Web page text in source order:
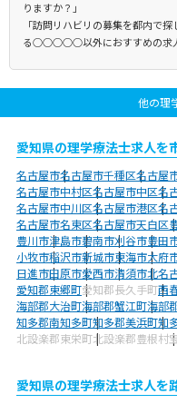
りますか？」
「訪問リハビリの募集を都内で
る○○○○○以外におすすめの求人
他の理
愛知県の理学療法士求人を
名古屋市名古屋市千種区名古屋
名古屋市中村区名古屋市中区名
名古屋市中川区名古屋市港区名
名古屋市名東区名古屋市天白区
豊川市津島市碧南市刈谷市豊田
小牧市稲沢市新城市東海市大府
日進市田原市愛西市清須市北名
愛知郡東郷町愛知郡長久手町西
海部郡大治町海部郡蟹江町海部
知多郡南知多町知多郡美浜町知
北設楽郡東栄町北設楽郡豊根村
愛知県の理学療法士求人を